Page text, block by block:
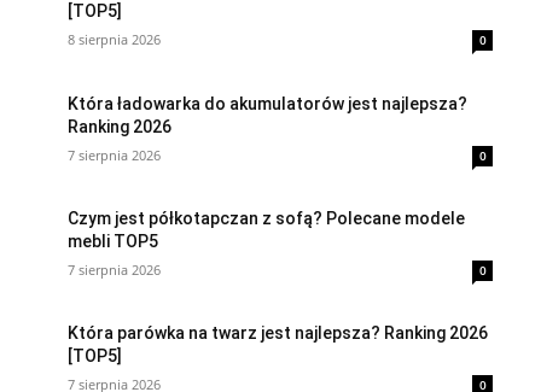
[TOP5]
8 sierpnia 2026 0
Która ładowarka do akumulatorów jest najlepsza?
Ranking 2026
7 sierpnia 2026 0
Czym jest półkotapczan z sofą? Polecane modele
mebli TOP5
7 sierpnia 2026 0
Która parówka na twarz jest najlepsza? Ranking 2026
[TOP5]
7 sierpnia 2026 0